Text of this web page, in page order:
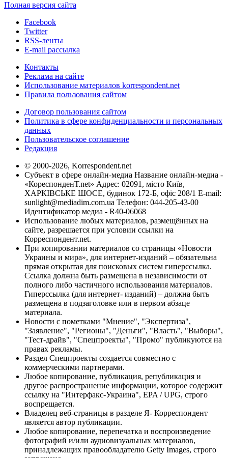
Полная версия сайта
Facebook
Twitter
RSS-ленты
E-mail рассылка
Контакты
Реклама на сайте
Использование материалов korrespondent.net
Правила пользования сайтом
Договор пользования сайтом
Политика в сфере конфиденциальности и персональных
данных
Пользовательское соглашение
Редакция
© 2000-2026, Korrespondent.net
Субъект в сфере онлайн-медиа Название онлайн-медиа -
«КореспонденТ.net» Адрес: 02091, місто Київ,
ХАРКІВСЬКЕ ШОСЕ, будинок 172-Б, офіс 208/1 E-mail:
sunlight@mediadim.com.ua Телефон: 044-205-43-00
Идентификатор медиа - R40-06068
Использование любых материалов, размещённых на
сайте, разрешается при условии ссылки на
Корреспондент.net.
При копировании материалов со страницы «Новости
Украины и мира», для интернет-изданий – обязательна
прямая открытая для поисковых систем гиперссылка.
Ссылка должна быть размещена в независимости от
полного либо частичного использования материалов.
Гиперссылка (для интернет- изданий) – должна быть
размещена в подзаголовке или в первом абзаце
материала.
Новости с пометками "Мнение", "Экспертиза",
"Заявление", "Регионы", "Деньги", "Власть", "Выборы",
"Тест-драйв", "Спецпроекты", "Промо" публикуются на
правах рекламы.
Раздел Спецпроекты создается совместно с
коммерческими партнерами.
Любое копирование, публикация, републикация и
другое распространение информации, которое содержит
ссылку на "Интерфакс-Украина", EPA / UPG, строго
воспрещается.
Владелец веб-страницы в разделе Я- Корреспондент
является автор публикации.
Любое копирование, перепечатка и воспроизведение
фотографий и/или аудиовизуальных материалов,
принадлежащих правообладателю Getty Images, строго